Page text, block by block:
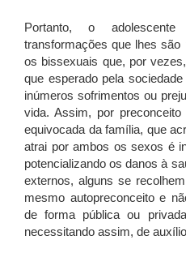
Portanto, o
transformações que lhes
os bissexuais que, por
que esperado pela
inúmeros sofrimentos ou
vida. Assim, por
equivocada da família, que
atrai por ambos os sexos é
potencializando os danos à
externos, alguns se
mesmo autopreconceito e
de forma pública ou
necessitando assim, de